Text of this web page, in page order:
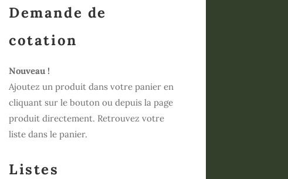
Demande de
cotation
Nouveau !
Ajoutez un produit dans votre panier en
cliquant sur le bouton ou depuis la page
produit directement. Retrouvez votre
liste dans le panier.
Listes